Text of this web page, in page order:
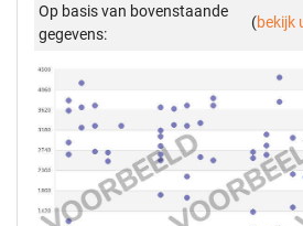
Op basis van bovenstaande
gegevens:
(bekijk